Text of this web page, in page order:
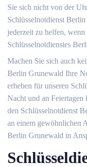
Sie sich nicht von der
Schlüsselnotdienst
jederzeit zu helfen,
Schlüsselnotdienstes
Machen Sie sich auch
Berlin Grunewald Ihre
erheben für unseren
Nacht und an Feiertagen
den Schlüsselnotdienst
an einem gewöhnlichen
Berlin Grunewald in